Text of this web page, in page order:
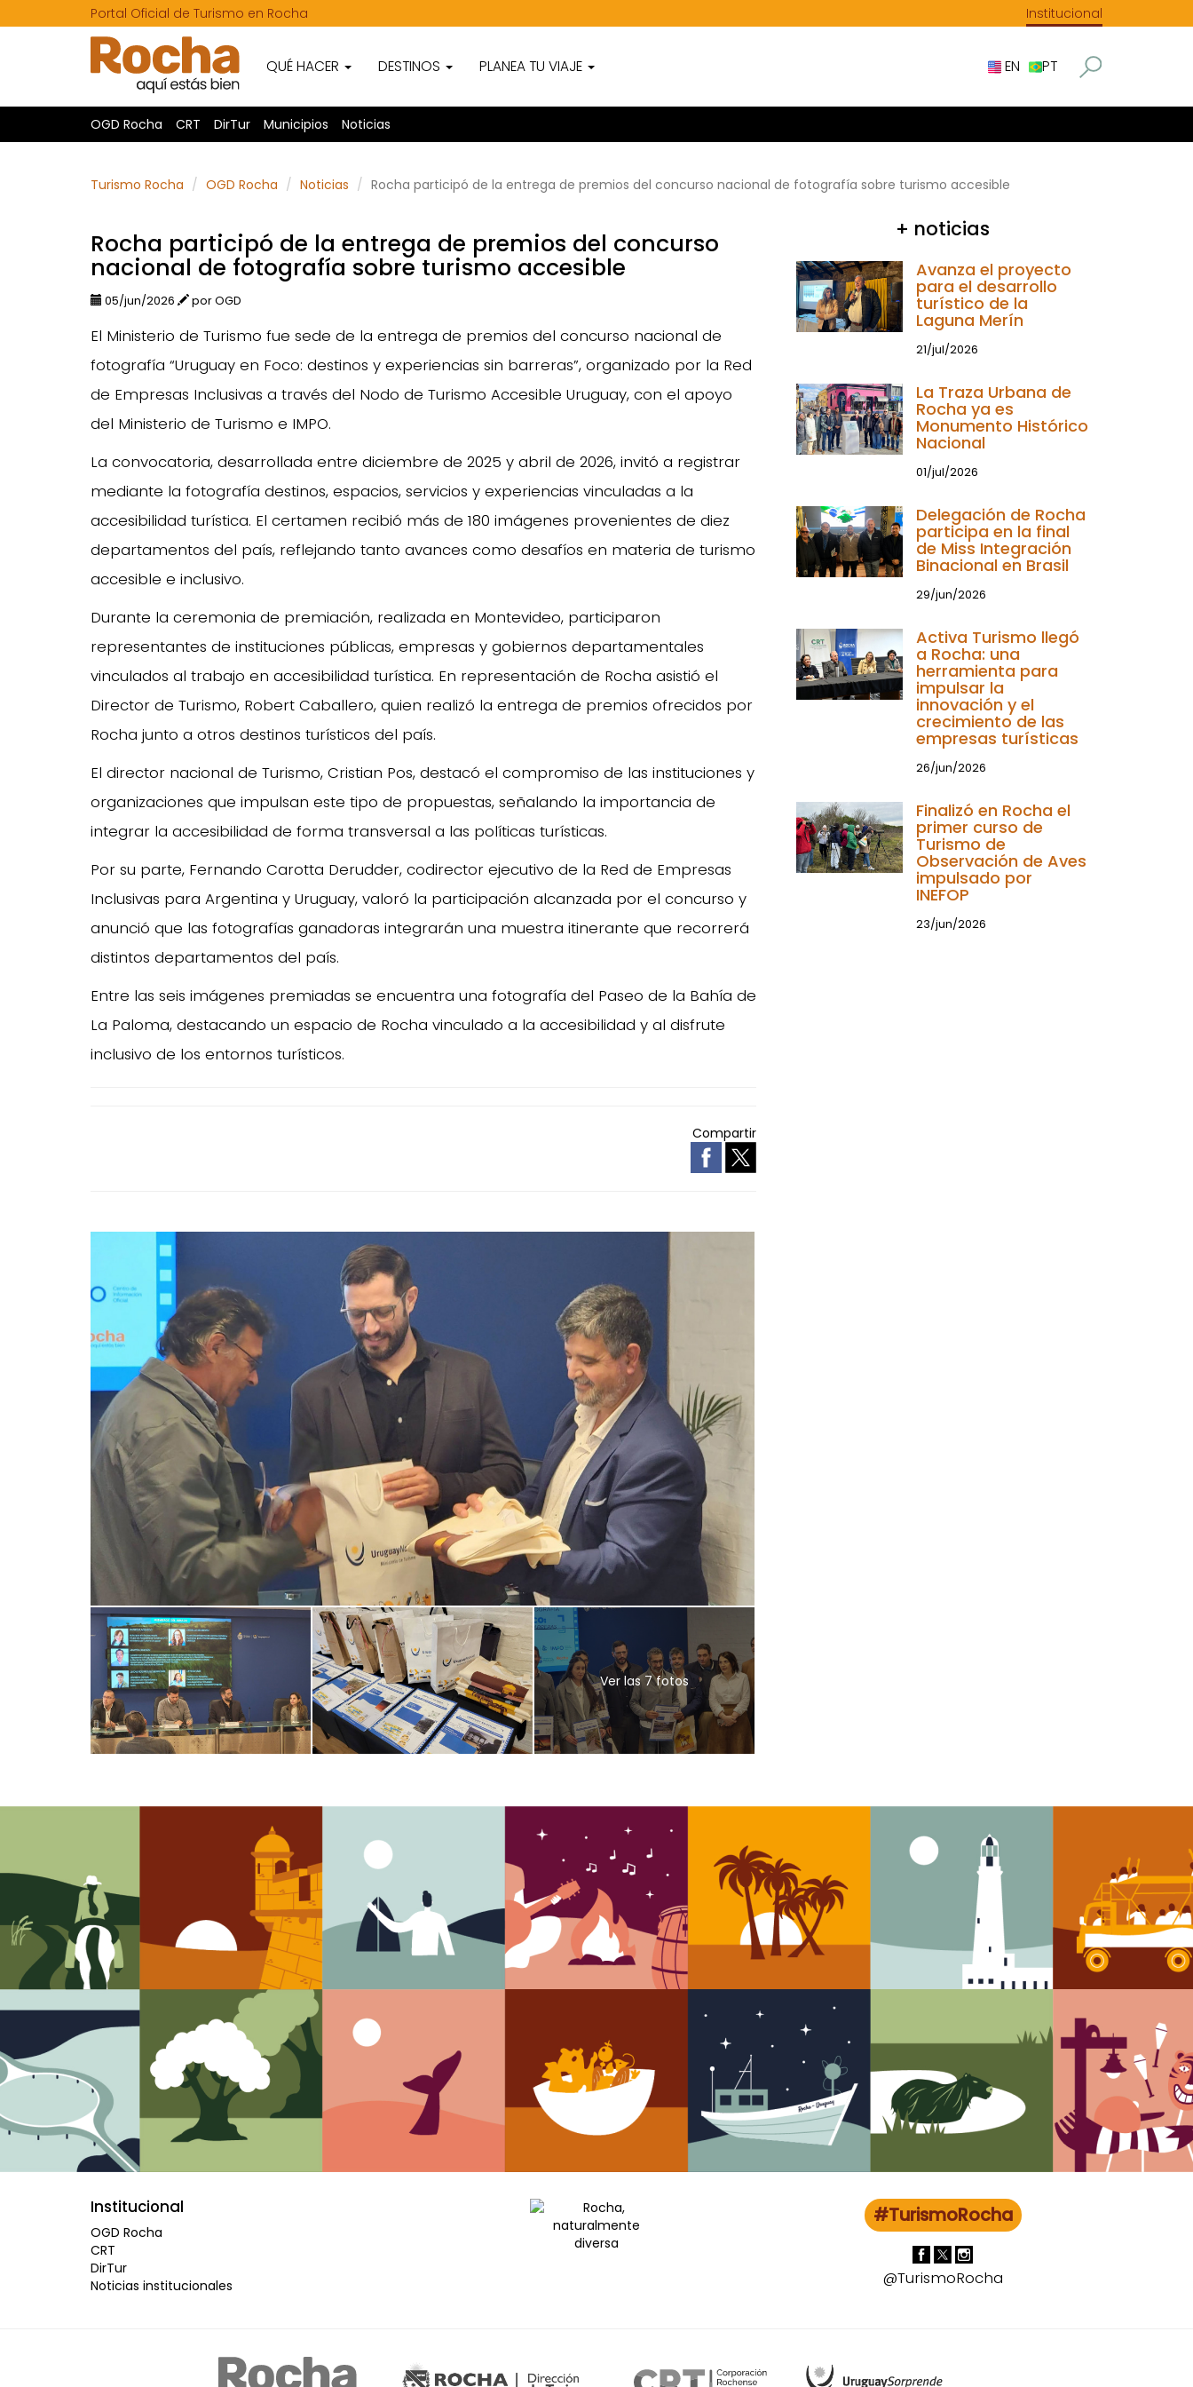
Portal Oficial de Turismo en Rocha Institucional
QUÉ HACER DESTINOS PLANEA TU VIAJE EN PT
OGD Rocha CRT DirTur Municipios Noticias
Turismo Rocha OGD Rocha Noticias Rocha participó de la entrega de premios del concurso nacional de fotografía sobre turismo accesible
Rocha participó de la entrega de premios del concurso
nacional de fotografía sobre turismo accesible
05/jun/2026 por OGD
El Ministerio de Turismo fue sede de la entrega de premios del concurso nacional de
fotografía “Uruguay en Foco: destinos y experiencias sin barreras”, organizado por la Red
de Empresas Inclusivas a través del Nodo de Turismo Accesible Uruguay, con el apoyo
del Ministerio de Turismo e IMPO.
La convocatoria, desarrollada entre diciembre de 2025 y abril de 2026, invitó a registrar
mediante la fotografía destinos, espacios, servicios y experiencias vinculadas a la
accesibilidad turística. El certamen recibió más de 180 imágenes provenientes de diez
departamentos del país, reflejando tanto avances como desafíos en materia de turismo
accesible e inclusivo.
Durante la ceremonia de premiación, realizada en Montevideo, participaron
representantes de instituciones públicas, empresas y gobiernos departamentales
vinculados al trabajo en accesibilidad turística. En representación de Rocha asistió el
Director de Turismo, Robert Caballero, quien realizó la entrega de premios ofrecidos por
Rocha junto a otros destinos turísticos del país.
El director nacional de Turismo, Cristian Pos, destacó el compromiso de las instituciones y
organizaciones que impulsan este tipo de propuestas, señalando la importancia de
integrar la accesibilidad de forma transversal a las políticas turísticas.
Por su parte, Fernando Carotta Derudder, codirector ejecutivo de la Red de Empresas
Inclusivas para Argentina y Uruguay, valoró la participación alcanzada por el concurso y
anunció que las fotografías ganadoras integrarán una muestra itinerante que recorrerá
distintos departamentos del país.
Entre las seis imágenes premiadas se encuentra una fotografía del Paseo de la Bahía de
La Paloma, destacando un espacio de Rocha vinculado a la accesibilidad y al disfrute
inclusivo de los entornos turísticos.
Compartir
Ver las 7 fotos
+ noticias
Avanza el proyecto
para el desarrollo
turístico de la
Laguna Merín
21/jul/2026
La Traza Urbana de
Rocha ya es
Monumento Histórico
Nacional
01/jul/2026
Delegación de Rocha
participa en la final
de Miss Integración
Binacional en Brasil
29/jun/2026
Activa Turismo llegó
a Rocha: una
herramienta para
impulsar la
innovación y el
crecimiento de las
empresas turísticas
26/jun/2026
Finalizó en Rocha el
primer curso de
Turismo de
Observación de Aves
impulsado por
INEFOP
23/jun/2026
Institucional
OGD Rocha
CRT
DirTur
Noticias institucionales
#TurismoRocha
@TurismoRocha